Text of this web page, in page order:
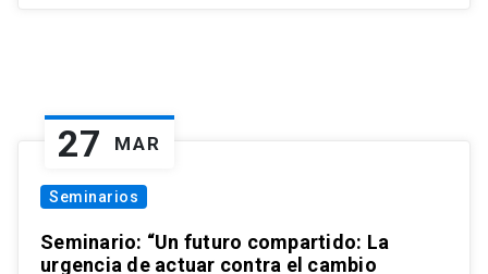
27 MAR
Seminarios
Seminario: “Un futuro compartido: La
urgencia de actuar contra el cambio